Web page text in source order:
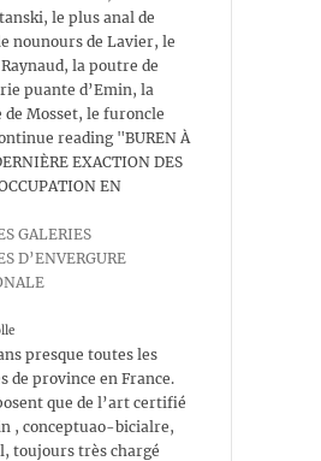
le plus anal de
nounours de Lavier, le
la poutre de
puante d’Emin, la
Mosset, le furoncle
reading "BUREN À
EXACTION DES
EN
GALERIES
D’ENVERGURE
presque toutes les
de province en France.
que de l’art certifié
, conceptuao-bicialre,
toujours très chargé